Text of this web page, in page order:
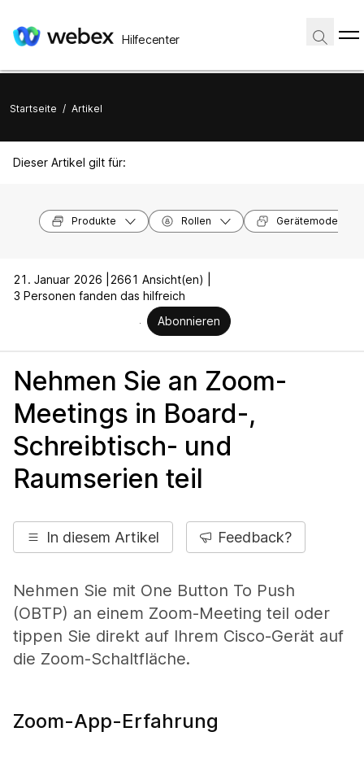
Hilfecenter
Startseite / Artikel
Dieser Artikel gilt für:
Produkte Rollen Gerätemodelle
21. Januar 2026 |
2661 Ansicht(en) |
3 Personen fanden das hilfreich
Abonnieren
Nehmen Sie an Zoom-
Meetings in Board-,
Schreibtisch- und
Raumserien teil
In diesem Artikel Feedback?
Nehmen Sie mit One Button To Push
(OBTP) an einem Zoom-Meeting teil oder
tippen Sie direkt auf Ihrem Cisco-Gerät auf
die Zoom-Schaltfläche.
Zoom-App-Erfahrung